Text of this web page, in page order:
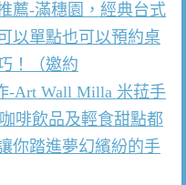
薦-滿穗園，經典台式
以單點也可以預約桌
！（邀約
-Art Wall Milla 米菈手
啡飲品及輕食甜點都
你踏進夢幻繽紛的手